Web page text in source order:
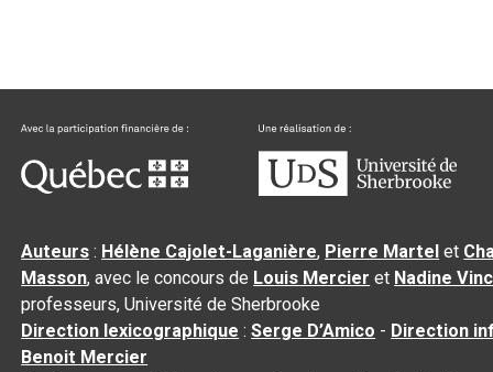
Auteurs : Hélène Cajolet-Laganière, Pierre Martel et
Masson, avec le concours de Louis Mercier et Nadine
professeurs, Université de Sherbrooke
Direction lexicographique :Serge D’Amico - Direction
Benoit Mercier